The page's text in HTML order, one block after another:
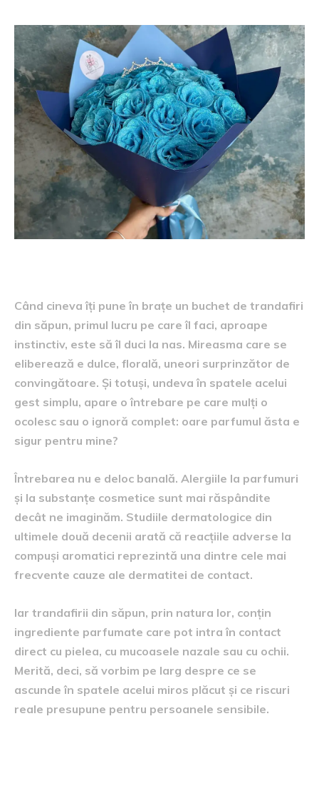
Când cineva îți pune în brațe un buchet de trandafiri
din săpun, primul lucru pe care îl faci, aproape
instinctiv, este să îl duci la nas. Mireasma care se
eliberează e dulce, florală, uneori surprinzător de
convingătoare. Și totuși, undeva în spatele acelui
gest simplu, apare o întrebare pe care mulți o
ocolesc sau o ignoră complet: oare parfumul ăsta e
sigur pentru mine?
Întrebarea nu e deloc banală. Alergiile la parfumuri
și la substanțe cosmetice sunt mai răspândite
decât ne imaginăm. Studiile dermatologice din
ultimele două decenii arată că reacțiile adverse la
compuși aromatici reprezintă una dintre cele mai
frecvente cauze ale dermatitei de contact.
Iar trandafirii din săpun, prin natura lor, conțin
ingrediente parfumate care pot intra în contact
direct cu pielea, cu mucoasele nazale sau cu ochii.
Merită, deci, să vorbim pe larg despre ce se
ascunde în spatele acelui miros plăcut și ce riscuri
reale presupune pentru persoanele sensibile.